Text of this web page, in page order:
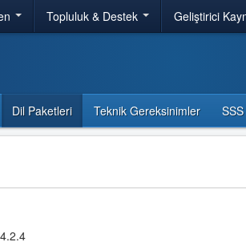
Topluluk & Destek Geliştirici
Dil Paketleri Teknik Gereksinimler SSS